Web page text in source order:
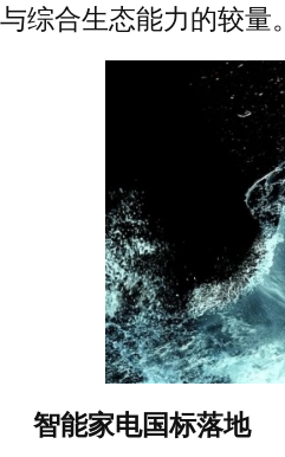
与综合生态能力的较量。
智能家电国标落地